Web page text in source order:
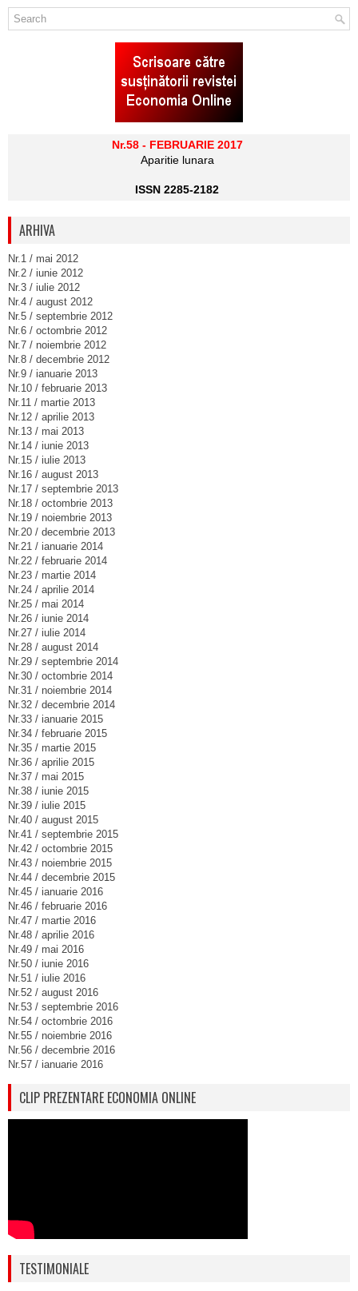
Nr.58 - FEBRUARIE 2017
Aparitie lunara
ISSN 2285-2182
ARHIVA
Nr.1 / mai 2012
Nr.2 / iunie 2012
Nr.3 / iulie 2012
Nr.4 / august 2012
Nr.5 / septembrie 2012
Nr.6 / octombrie 2012
Nr.7 / noiembrie 2012
Nr.8 / decembrie 2012
Nr.9 / ianuarie 2013
Nr.10 / februarie 2013
Nr.11 / martie 2013
Nr.12 / aprilie 2013
Nr.13 / mai 2013
Nr.14 / iunie 2013
Nr.15 / iulie 2013
Nr.16 / august 2013
Nr.17 / septembrie 2013
Nr.18 / octombrie 2013
Nr.19 / noiembrie 2013
Nr.20 / decembrie 2013
Nr.21 / ianuarie 2014
Nr.22 / februarie 2014
Nr.23 / martie 2014
Nr.24 / aprilie 2014
Nr.25 / mai 2014
Nr.26 / iunie 2014
Nr.27 / iulie 2014
Nr.28 / august 2014
Nr.29 / septembrie 2014
Nr.30 / octombrie 2014
Nr.31 / noiembrie 2014
Nr.32 / decembrie 2014
Nr.33 / ianuarie 2015
Nr.34 / februarie 2015
Nr.35 / martie 2015
Nr.36 / aprilie 2015
Nr.37 / mai 2015
Nr.38 / iunie 2015
Nr.39 / iulie 2015
Nr.40 / august 2015
Nr.41 / septembrie 2015
Nr.42 / octombrie 2015
Nr.43 / noiembrie 2015
Nr.44 / decembrie 2015
Nr.45 / ianuarie 2016
Nr.46 / februarie 2016
Nr.47 / martie 2016
Nr.48 / aprilie 2016
Nr.49 / mai 2016
Nr.50 / iunie 2016
Nr.51 / iulie 2016
Nr.52 / august 2016
Nr.53 / septembrie 2016
Nr.54 / octombrie 2016
Nr.55 / noiembrie 2016
Nr.56 / decembrie 2016
Nr.57 / ianuarie 2016
CLIP PREZENTARE ECONOMIA ONLINE
TESTIMONIALE